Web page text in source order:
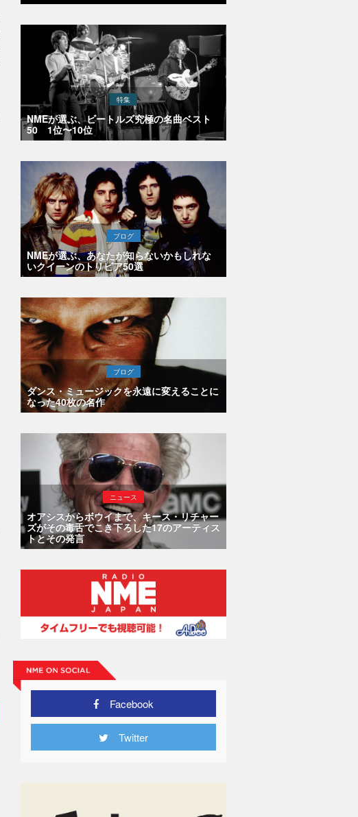
特集
NMEが選ぶ、ビートルズ究極の名曲ベスト
50 1位〜10位
ブログ
NMEが選ぶ、あなたが知らないかもしれな
いクイーンのトリビア50選
ブログ
ダンス・ミュージックを永遠に変えることに
なった40枚の名作
ニュース
オアシスからボウイまで、キース・リチャー
ズがその毒舌でこき下ろした17のアーティス
トとその発言
Facebook
Twitter